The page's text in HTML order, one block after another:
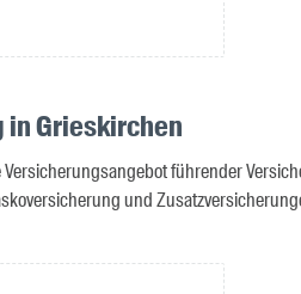
in Grieskirchen
Versicherungsangebot führender
und